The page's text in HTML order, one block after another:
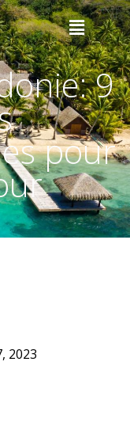
9
pour
2023